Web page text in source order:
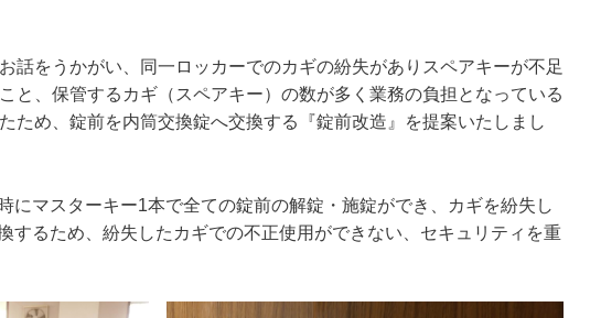
話をうかがい、同一ロッカーでのカギの紛失がありスペアキーが不足
と、保管するカギ（スペアキー）の数が多く業務の負担となっている
ため、錠前を内筒交換錠へ交換する『錠前改造』を提案いたしまし
にマスターキー1本で全ての錠前の解錠・施錠ができ、カギを紛失し
するため、紛失したカギでの不正使用ができない、セキュリティを重